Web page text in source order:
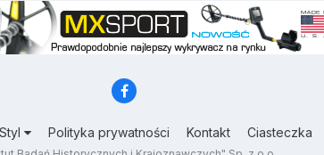
Styl Polityka prywatności Kontakt Ciasteczka